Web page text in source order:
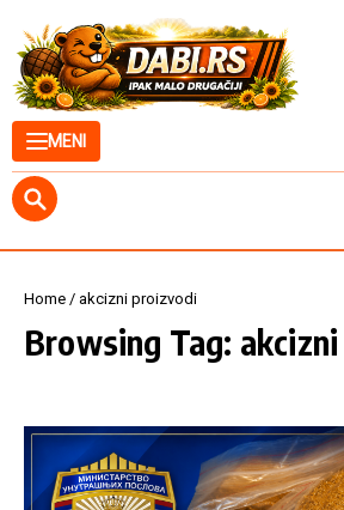
MENI
Home / akcizni proizvodi
Browsing Tag: